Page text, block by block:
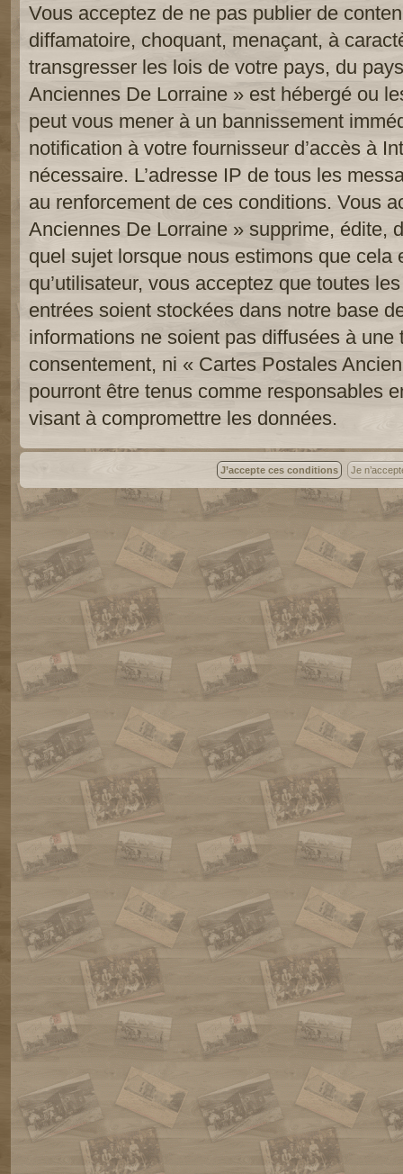
Vous acceptez de ne pas publier de
diffamatoire, choquant, menaçant, à
transgresser les lois de votre pays, du
Anciennes De Lorraine » est hébergé ou
peut vous mener à un bannissement
notification à votre fournisseur d’accès à
nécessaire. L’adresse IP de tous les
au renforcement de ces conditions. Vous
Anciennes De Lorraine » supprime, édite,
quel sujet lorsque nous estimons que cela
qu’utilisateur, vous acceptez que toutes
entrées soient stockées dans notre base
informations ne soient pas diffusées à une
consentement, ni « Cartes Postales
pourront être tenus comme responsables
visant à compromettre les données.